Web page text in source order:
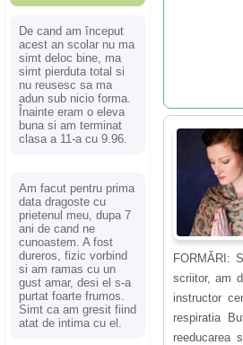
De cand am început
acest an scolar nu ma
simt deloc bine, ma
simt pierduta total si
nu reusesc sa ma
adun sub nicio forma.
Înainte eram o eleva
buna si am terminat
clasa a 11-a cu 9.96.
Am facut pentru prima
data dragoste cu
prietenul meu, dupa 7
ani de cand ne
cunoastem. A fost
dureros, fizic vorbind
si am ramas cu un
gust amar, desi el s-a
purtat foarte frumos.
Simt ca am gresit fiind
atat de intima cu el.
FORMĂRI:
scriitor, am
instructor
respiratia
reeducarea